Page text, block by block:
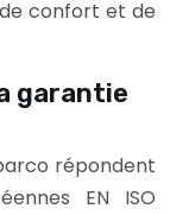
confort et de
garantie
répondent
EN ISO